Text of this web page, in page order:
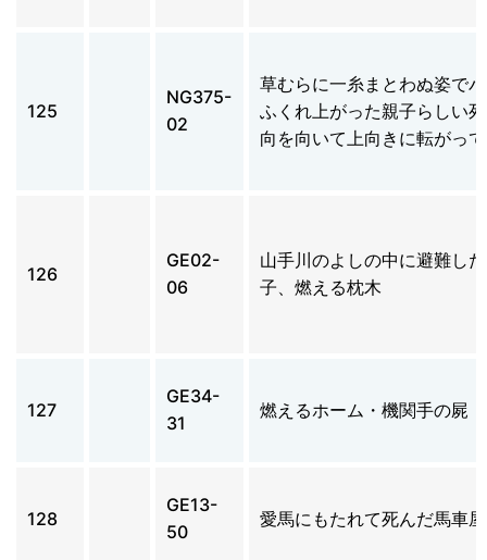
125
NG375-
02
草むらに一糸まとわぬ姿で
ふくれ上がった親子らしい
向を向いて上向きに転がっ
126
GE02-
06
山手川のよしの中に避難し
子、燃える枕木
127
GE34-
31
燃えるホーム・機関手の屍
128
GE13-
50
愛馬にもたれて死んだ馬車